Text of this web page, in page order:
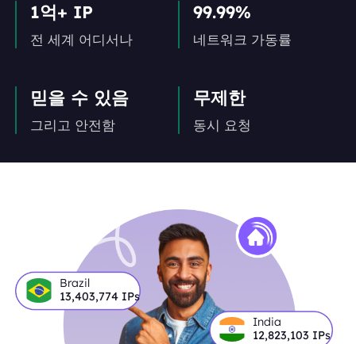
1억+ IP
전 세계 어디서나
99.99%
네트워크 가동률
믿을 수 있음
그리고 안전함
무제한
동시 요청
Brazil
13,403,774IPs
India
12,823,103 IPs